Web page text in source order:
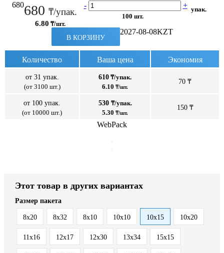
680680 ₸/упак.
6.80 ₸/шт.
- +
100 шт.
упак.
В КОРЗИНУ
2027-08-08KZT
Количество Ваша цена Экономия
от 31 упак.
(от 3100 шт.)
610 ₸/упак.
6.10 ₸/шт.
70 ₸
от 100 упак.
(от 10000 шт.)
530 ₸/упак.
5.30 ₸/шт.
150 ₸
WebPack
Этот товар в других вариантах
Размер пакета
8x20 8x32 8х10 10x10 10x15 10x20
11x16 12x17 12x30 13x34 15x15